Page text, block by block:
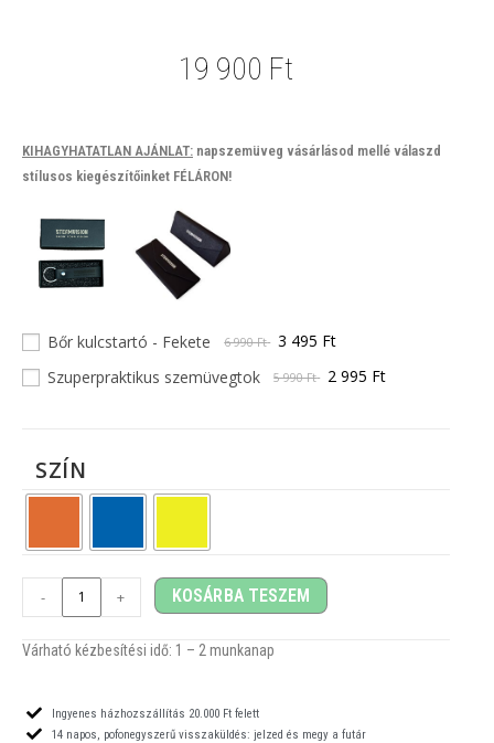
19 900 Ft
KIHAGYHATATLAN AJÁNLAT: napszemüveg vásárlásod mellé válaszd
stílusos kiegészítőinket FÉLÁRON!
Bőr kulcstartó - Fekete 6 990 Ft
3 495 Ft
Szuperpraktikus szemüvegtok
5 990 Ft 2 995 Ft
SZÍN
- + KOSÁRBA TESZEM
Várható kézbesítési idő: 1 – 2 munkanap
Ingyenes házhozszállítás 20.000 Ft felett
14 napos, pofonegyszerű visszaküldés: jelzed és megy a futár